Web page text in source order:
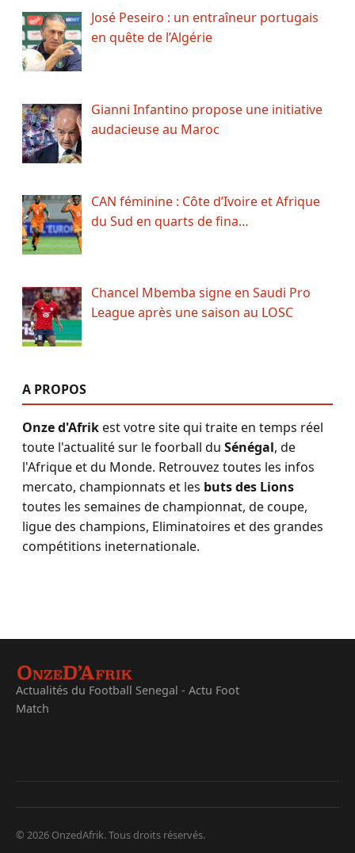
José Peseiro : un entraîneur portugais
en quête de l’Algérie
Gianni Infantino propose une initiative
audacieuse au Maroc
CAN féminine : Côte d’Ivoire et Afrique
du Sud en quarts de fina…
Chancel Mbemba signe en Saudi Pro
League après une saison au LOSC
A PROPOS
Onze d'Afrikest votre site qui traite en temps réel
toute l'actualité sur le foorball du Sénégal, de
l'Afrique et du Monde. Retrouvez toutes les infos
mercato, championnats et les buts des Lions
toutes les semaines de championnat, de coupe,
ligue des champions, Eliminatoires et des grandes
compétitions ineternationale.
Actualités du Football Senegal - Actu Foot
Match
© 2026 OnzedAfrik. Tous droits réservés.